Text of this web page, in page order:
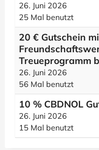
26. Juni 2026
25 Mal benutzt
20 € Gutschein
Treueprogramm
26. Juni 2026
56 Mal benutzt
10 % CBDNOL
26. Juni 2026
15 Mal benutzt